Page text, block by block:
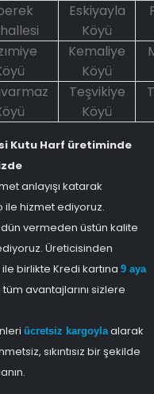
Eskiyayla
Köyü
Kemaliye
Köyü
Teşvikiye
Köyü
Kutu Harf üretiminde
anlayışı katarak
ile hizmet ediyoruz.
vermeden üstün kalite
Üreticisinden
birlikte Kredi kartına 9 aya
avantajlarını sizlere
ücretsiz kargoylaalarak
sıkıntısız bir şekilde